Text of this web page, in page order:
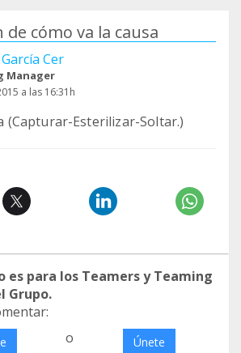
cómo va la causa
Cer
Manager
a las 16:31h
(Capturar-Esterilizar-Soltar.)
es para los Teamers y Teaming
Grupo.
o Únete